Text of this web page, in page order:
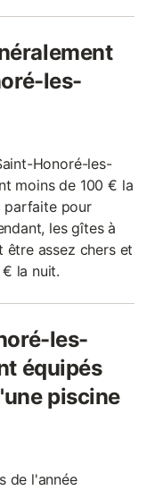
les-
Honoré-les-
moins de 100 € la
parfaite pour
les gîtes à
être assez chers et
la nuit.
les-
équipés
piscine
de l'année